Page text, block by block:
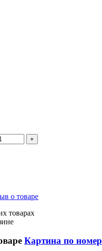
о товаре
товарах
Картина по